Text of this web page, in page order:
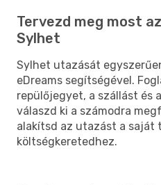
Tervezd meg most
Sylhet
Sylhet utazását
eDreams segítségével.
repülőjegyet, a szállást és
válaszd ki a számodra
alakítsd az utazást a saját
költségkeretedhez.